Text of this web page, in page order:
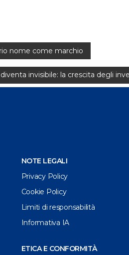
nome come marchio
invisibile: la crescita degli
NOTE LEGALI
Privacy Policy
Cookie Policy
Limiti di responsabilità
Informativa IA
ETICA E CONFORMITÀ